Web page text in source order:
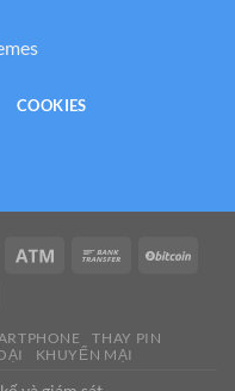
COOKIES
THAY PIN
KHUYẾN MẠI